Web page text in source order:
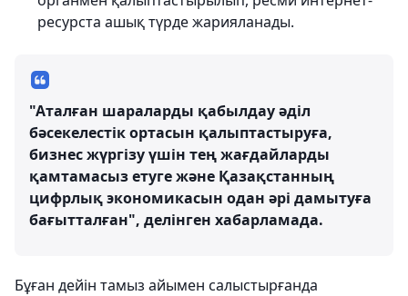
ресурста ашық түрде жарияланады.
"Аталған шараларды қабылдау әділ
бәсекелестік ортасын қалыптастыруға,
бизнес жүргізу үшін тең жағдайларды
қамтамасыз етуге және Қазақстанның
цифрлық экономикасын одан әрі дамытуға
бағытталған", делінген хабарламада.
Бұған дейін тамыз айымен салыстырғанда